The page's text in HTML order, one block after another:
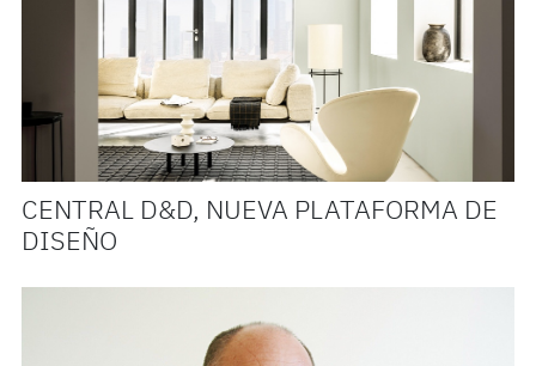
CENTRAL D&D, NUEVA PLATAFORMA DE
DISEÑO